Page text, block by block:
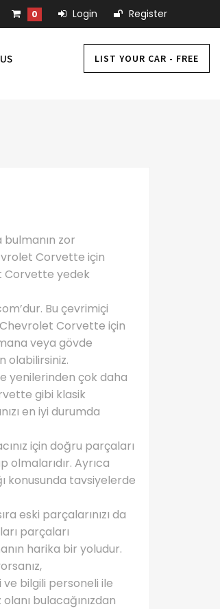
0 Login Register
LIST YOUR CAR - FREE
bulmanın zor
Corvette için
Corvette yedek
Bu çevrimiçi
Chevrolet Corvette için
veya gövde
olabilirsiniz.
yenilerinden çok daha
gibi klasik
en iyi durumda
için doğru parçaları
olmalarıdır. Ayrıca
konusunda tavsiyelerde
eski parçalarınızı da
parçaları
harika bir yoludur.
bilgili personeli ile
bulacağınızdan